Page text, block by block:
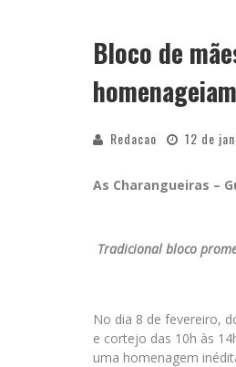
Bloco de
Redacao 12 de
As Charangueiras –
Tradicional bloco
No dia 8 de fevereiro,
e cortejo das 10h às
uma homenagem